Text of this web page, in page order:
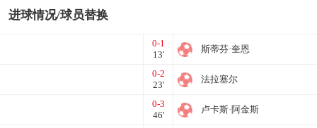
进球情况/球员替换
0-1
13'
斯蒂芬·奎恩
0-2
23'
法拉塞尔
0-3
46'
卢卡斯·阿金斯